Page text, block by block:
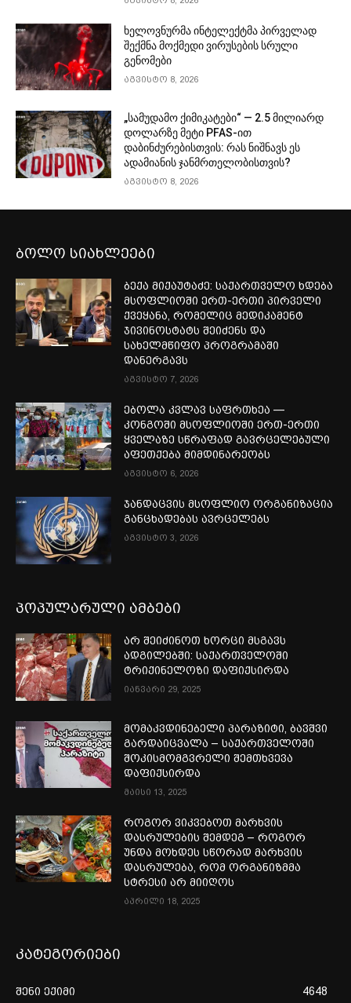
ხელოვნურმა ინტელექტმა პირველად
შექმნა მოქმედი ვირუსების სრული
გენომები
აგვისტო 8, 2026
„სამუდამო ქიმიკატები“ — 2.5 მილიარდ
დოლარზე მეტი PFAS-ით
დაბინძურებისთვის: რას ნიშნავს ეს
ადამიანის ჯანმრთელობისთვის?
აგვისტო 8, 2026
ბოლო სიახლეები
ბექა მიქაუტაძე: საქართველო ხდება
მსოფლიოში ერთ-ერთი პირველი
ქვეყანა, რომელიც მედიკამენტ
ჯივინოსტატს შეიძენს და
სახელმწიფო პროგრამაში
დანერგავს
აგვისტო 7, 2026
ებოლა კვლავ საფრთხეა —
კონგოში მსოფლიოში ერთ-ერთი
ყველაზე სწრაფად გავრცელებული
აფეთქება მიმდინარეობს
აგვისტო 6, 2026
ჯანდაცვის მსოფლიო ორგანიზაცია
განცხადებას ავრცელებს
აგვისტო 3, 2026
პოპულარული ამბები
არ შეიძინოთ ხორცი მსგავს
ადგილებში: საქართველოში
ტრიქინელოზი დაფიქსირდა
იანვარი 29, 2025
მომაკვდინებელი პარაზიტი, ბავშვი
გარდაიცვალა – საქართველოში
შოკისმომგვრელი შემთხვევა
დაფიქსირდა
მაისი 13, 2025
როგორ ვიკვებოთ მარხვის
დასრულების შემდეგ – როგორ
უნდა მოხდეს სწორად მარხვის
დასრულება, რომ ორგანიზმმა
სტრესი არ მიიღოს
აპრილი 18, 2025
კატეგორიები
შენი ექიმი
4648